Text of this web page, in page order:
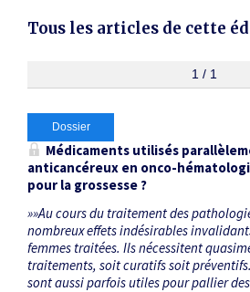
DuTous les articles de cette
1 / 1
Dossier
Médicaments utilisés
anticancéreux en onco-
pour la grossesse ?
»»Au cours du traitement des
nombreux effets indésirables
femmes traitées. Ils nécessitent
traitements, soit curatifs soit
sont aussi parfois utiles pour pallier